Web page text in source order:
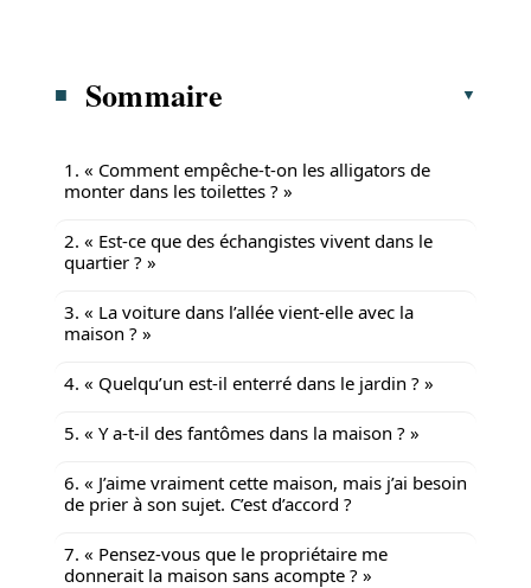
Sommaire
1. « Comment empêche-t-on les alligators de
monter dans les toilettes ? »
2. « Est-ce que des échangistes vivent dans le
quartier ? »
3. « La voiture dans l’allée vient-elle avec la
maison ? »
4. « Quelqu’un est-il enterré dans le jardin ? »
5. « Y a-t-il des fantômes dans la maison ? »
6. « J’aime vraiment cette maison, mais j’ai besoin
de prier à son sujet. C’est d’accord ?
7. « Pensez-vous que le propriétaire me
donnerait la maison sans acompte ? »